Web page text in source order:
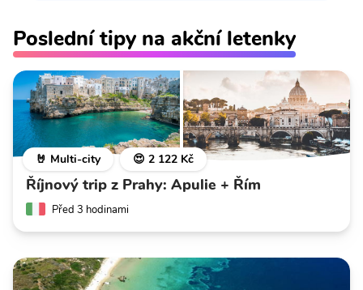
Poslední tipy na akční letenky
🤘 Multi-city 😍 2 122 Kč
Říjnový trip z Prahy: Apulie + Řím
Před 3 hodinami